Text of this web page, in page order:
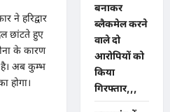
ने हरिद्वार
छांटते हुए
के कारण
है। अब कुम्भ
होगा।
बनाकर
ब्लैकमेल करने
वाले दो
आरोपियों को
किया
गिरफ्तार,,,